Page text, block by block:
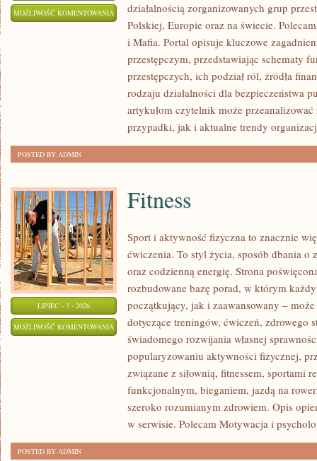
MOŻLIWOŚĆ KOMENTOWANIA KULTURA
MAFIA
działalnością zorganizowanych grup
Polskiej, Europie oraz na świecie.
i Mafia. Portal opisuje kluczowe
przestępczym, przedstawiając schematy
przestępczych, ich podział ról, źródła
rodzaju działalności dla bezpieczeństwa
artykułom czytelnik może
przypadki, jak i aktualne trendy
POSTED BY ADMIN
LIPIEC - 3 - 2026
MOŻLIWOŚĆ KOMENTOWANIA FITNESS
Fitness
Sport i aktywność fizyczna to znacznie
ćwiczenia. To styl życia, sposób dbania o
oraz codzienną energię. Strona
rozbudowane bazę porad, w którym
początkujący, jak i zaawansowany –
dotyczące treningów, ćwiczeń, zdrowego
świadomego rozwijania własnej
popularyzowaniu aktywności fizycznej,
związane z siłownią, fitnessem, sportami
funkcjonalnym, bieganiem, jazdą na
szeroko rozumianym zdrowiem. Opis
w serwisie. Polecam Motywacja i
POSTED BY ADMIN